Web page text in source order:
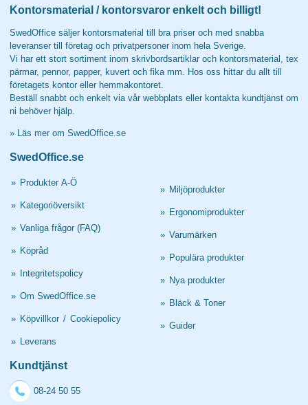
Kontorsmaterial / kontorsvaror enkelt och billigt!
SwedOffice säljer kontorsmaterial till bra priser och med snabba
leveranser till företag och privatpersoner inom hela Sverige.
Vi har ett stort sortiment inom skrivbordsartiklar och kontorsmaterial, tex
pärmar, pennor, papper, kuvert och fika mm. Hos oss hittar du allt till
företagets kontor eller hemmakontoret.
Beställ snabbt och enkelt via vår webbplats eller kontakta kundtjänst om
ni behöver hjälp.
» Läs mer om SwedOffice.se
SwedOffice.se
» Produkter A-Ö
» Kategoriöversikt
» Vanliga frågor (FAQ)
» Köpråd
» Integritetspolicy
» Om SwedOffice.se
» Köpvillkor / Cookiepolicy
» Leverans
» Miljöprodukter
» Ergonomiprodukter
» Varumärken
» Populära produkter
» Nya produkter
» Bläck & Toner
» Guider
Kundtjänst
08-24 50 55